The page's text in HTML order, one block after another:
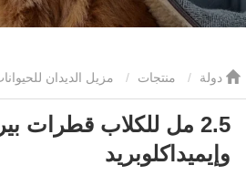
منتجات مزيل الديدان
من الديدان للحيوانات الأليفة 2.5 مل
وإيميداكلوبريد
2.5 مل للكلاب قطرات
وإيميداكلوبريد